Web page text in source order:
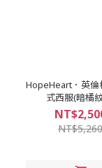
HopeHeart．英倫
式西服(暗橘
NT$5,260